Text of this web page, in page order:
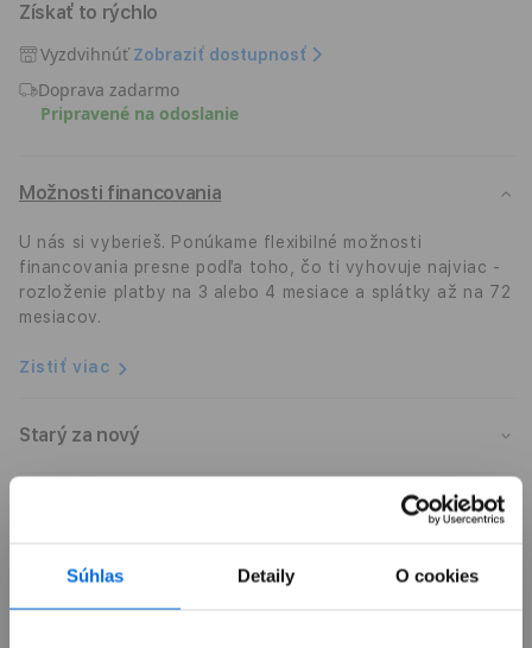
Súhlas Detaily O cookies
EPICO
Fabric
Braided
Thunderbold
4
Šedá
Šedá
Získať to rýchlo
Vyzdvihnúť Zobraziť dostupnosť
Doprava zadarmo
Pripravené na odoslanie
Možnosti financovania
U nás si vyberieš. Ponúkame flexibilné možnosti
financovania presne podľa toho, čo ti vyhovuje najviac -
rozloženie platby na 3 alebo 4 mesiace a splátky až na 72
mesiacov.
Zistiť viac
Starý za nový
Zdielať